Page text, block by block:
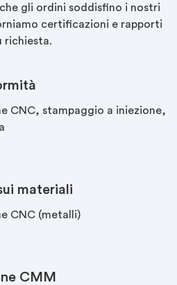
gli ordini soddisfino i nostri
certificazioni e rapporti
richiesta.
CNC, stampaggio a iniezione,
materiali
CNC (metalli)
CMM